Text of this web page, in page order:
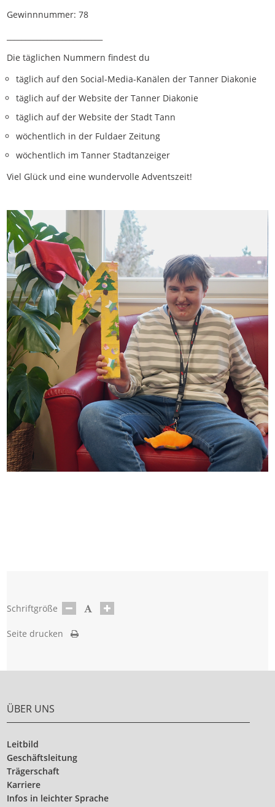
Gewinnnummer: 78
Die täglichen Nummern findest du
täglich auf den Social-Media-Kanälen der Tanner Diakonie
täglich auf der Website der Tanner Diakonie
täglich auf der Website der Stadt Tann
wöchentlich in der Fuldaer Zeitung
wöchentlich im Tanner Stadtanzeiger
Viel Glück und eine wundervolle Adventszeit!
Schriftgröße
Seite drucken
ÜBER UNS
Leitbild
Geschäftsleitung
Trägerschaft
Karriere
Infos in leichter Sprache